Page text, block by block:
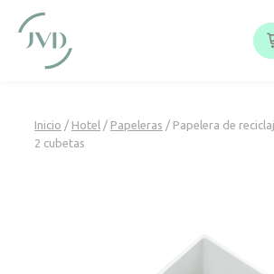
Inicio / Hotel / Papeleras / Papelera de
2 cubetas
Panel de gestión de cookies